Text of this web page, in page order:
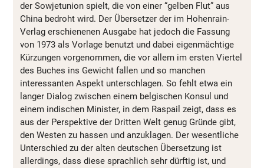
der Sowjetunion spielt, die von einer “gelben Flut” aus
China bedroht wird. Der Übersetzer der im Hohenrain-
Verlag erschienenen Ausgabe hat jedoch die Fassung
von 1973 als Vorlage benutzt und dabei eigenmächtige
Kürzungen vorgenommen, die vor allem im ersten Viertel
des Buches ins Gewicht fallen und so manchen
interessanten Aspekt unterschlagen. So fehlt etwa ein
langer Dialog zwischen einem belgischen Konsul und
einem indischen Minister, in dem Raspail zeigt, dass es
aus der Perspektive der Dritten Welt genug Gründe gibt,
den Westen zu hassen und anzuklagen. Der wesentliche
Unterschied zu der alten deutschen Übersetzung ist
allerdings, dass diese sprachlich sehr dürftig ist, und